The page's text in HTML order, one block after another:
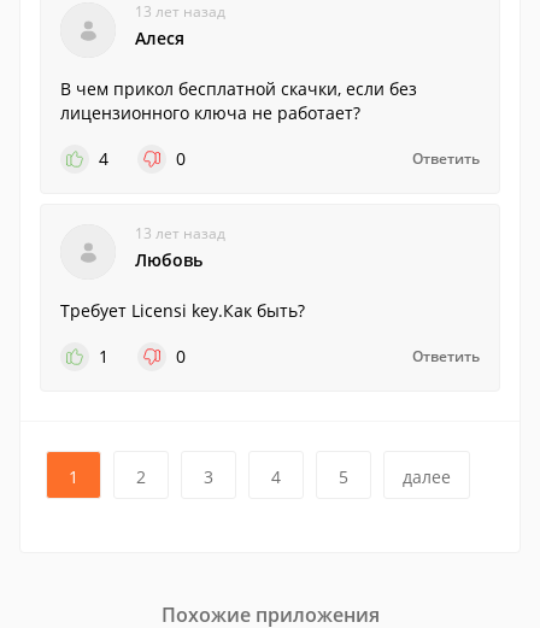
13 лет назад
Алеся
В чем прикол бесплатной скачки, если без
лицензионного ключа не работает?
4
0 Ответить
13 лет назад
Любовь
Требует Licensi key.Как быть?
1
0 Ответить
1 2 3 4 5 далее
Похожие приложения